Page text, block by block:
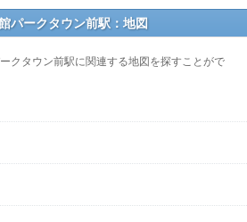
パークタウン前駅：地図
クタウン前駅に関連する地図を探すことがで